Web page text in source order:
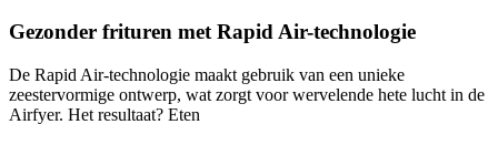
Gezonder frituren met Rapid Air-technologie
De Rapid Air-technologie maakt gebruik van een unieke
zeestervormige ontwerp, wat zorgt voor wervelende hete lucht in de
Airfyer. Het resultaat? Eten